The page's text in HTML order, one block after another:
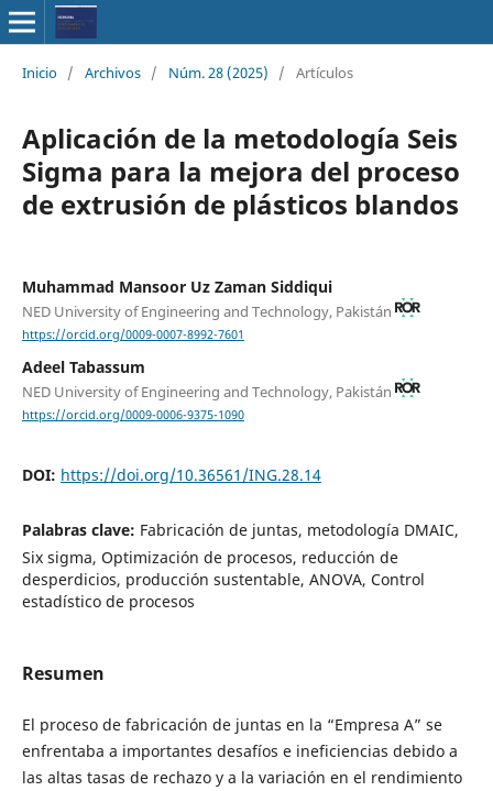
Inicio / Archivos / Núm. 28 (2025) / Artículos
Aplicación de la metodología Seis
Sigma para la mejora del proceso
de extrusión de plásticos blandos
Muhammad Mansoor Uz Zaman Siddiqui
NED University of Engineering and Technology, Pakistán
https://orcid.org/0009-0007-8992-7601
Adeel Tabassum
NED University of Engineering and Technology, Pakistán
https://orcid.org/0009-0006-9375-1090
DOI: https://doi.org/10.36561/ING.28.14
Palabras clave: Fabricación de juntas, metodología DMAIC,
Six sigma, Optimización de procesos, reducción de
desperdicios, producción sustentable, ANOVA, Control
estadístico de procesos
Resumen
El proceso de fabricación de juntas en la “Empresa A” se
enfrentaba a importantes desafíos e ineficiencias debido a
las altas tasas de rechazo y a la variación en el rendimiento